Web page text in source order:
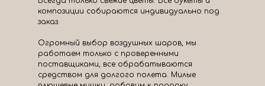
композиции собираются индивидуально под
заказ.
Огромный выбор воздушных шаров, мы
работаем только с проверенными
поставщиками, все обрабатываются
средством для долгого полета. Милые